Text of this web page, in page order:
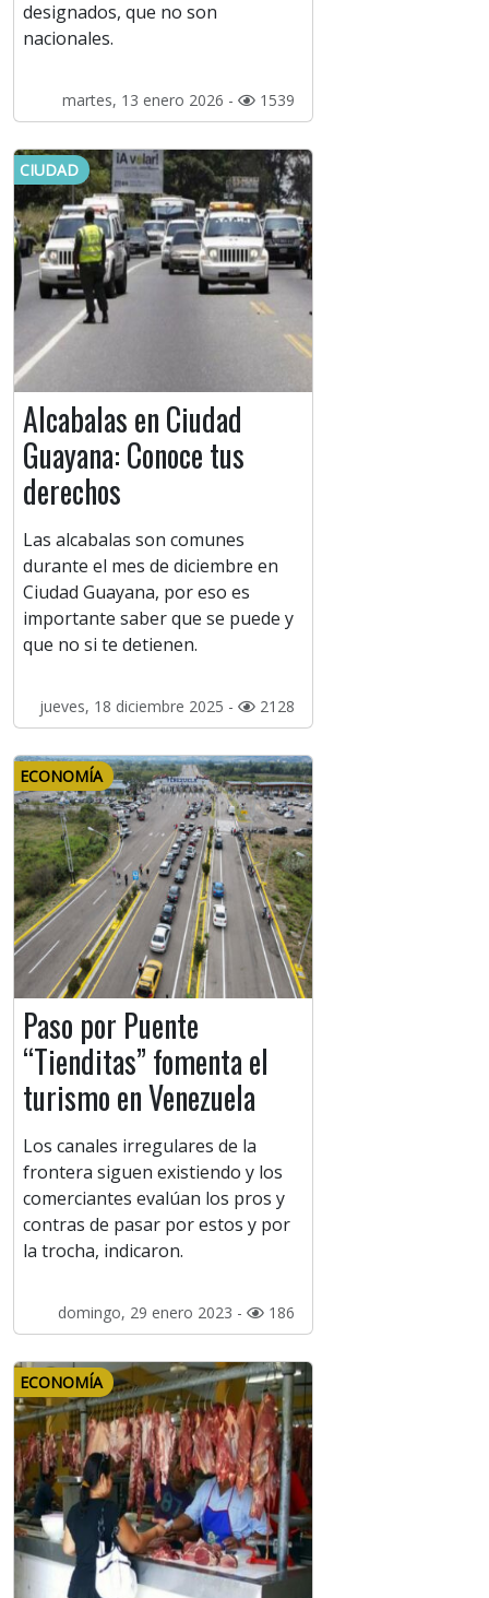
designados, que no son
nacionales.
martes, 13 enero 2026 - 1539
CIUDAD
Alcabalas en Ciudad
Guayana: Conoce tus
derechos
Las alcabalas son comunes
durante el mes de diciembre en
Ciudad Guayana, por eso es
importante saber que se puede y
que no si te detienen.
jueves, 18 diciembre 2025 - 2128
ECONOMÍA
Paso por Puente
“Tienditas” fomenta el
turismo en Venezuela
Los canales irregulares de la
frontera siguen existiendo y los
comerciantes evalúan los pros y
contras de pasar por estos y por
la trocha, indicaron.
domingo, 29 enero 2023 - 186
ECONOMÍA